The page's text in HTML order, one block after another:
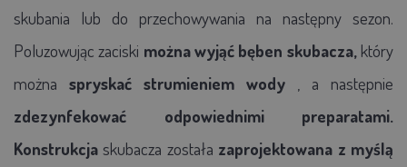
skubania lub do przechowywania na następny sezon.
Poluzowując zaciski można wyjąć bęben skubacza,który
można spryskać strumieniem wody , a następnie
zdezynfekować odpowiednimi preparatami.
Konstrukcja skubacza została zaprojektowana z myślą